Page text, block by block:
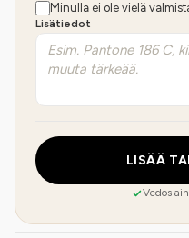
Minulla ei ole vielä
Lisätiedot
LISÄÄ
Vedos